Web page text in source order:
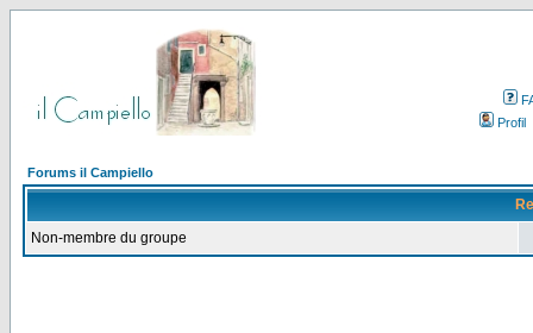
Profil
Forums il Campiello
Non-membre du groupe